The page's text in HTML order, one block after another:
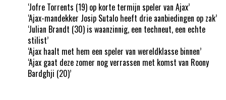
‘Jofre Torrents (19) op korte termijn speler van Ajax’
‘Ajax-mandekker Josip Sutalo heeft drie aanbiedingen op zak’
‘Julian Brandt (30) is waanzinnig, een techneut, een echte
stilist’
‘Ajax haalt met hem een speler van wereldklasse binnen’
‘Ajax gaat deze zomer nog verrassen met komst van Roony
Bardghji (20)’